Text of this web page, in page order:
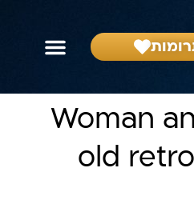
Woman
old